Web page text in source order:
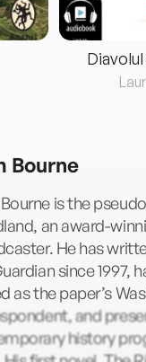
Bourne
is the
an award-
He has
since 1997,
as the paper’s
and
history